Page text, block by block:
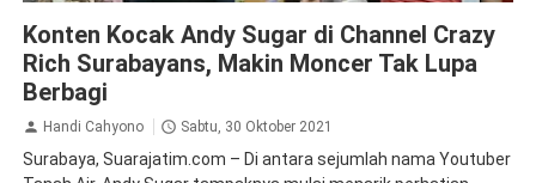
Konten Kocak Andy Sugar di Channel Crazy
Rich Surabayans, Makin Moncer Tak Lupa
Berbagi
Handi Cahyono Sabtu, 30 Oktober 2021
Surabaya, Suarajatim.com – Di antara sejumlah nama Youtuber